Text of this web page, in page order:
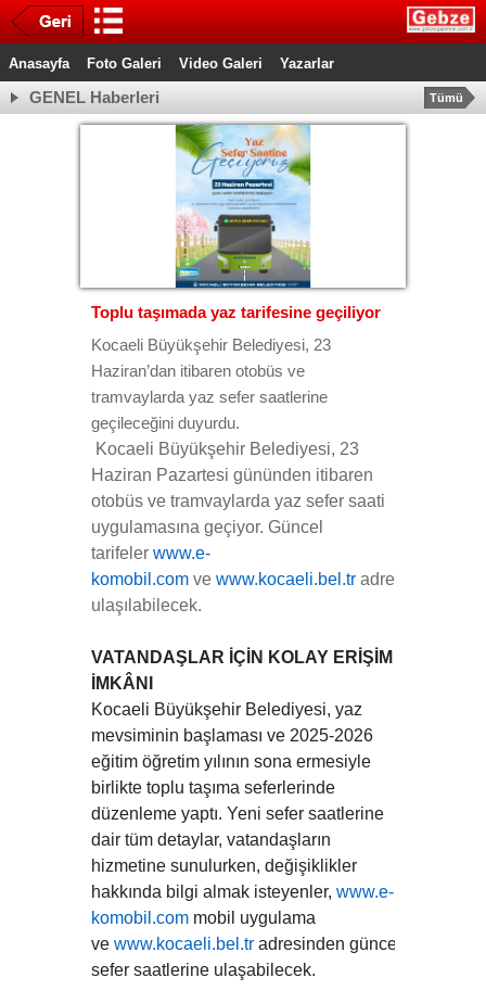
Anasayfa Foto Galeri Video Galeri Yazarlar
GENEL Haberleri Tümü
Toplu taşımada yaz tarifesine geçiliyor
Kocaeli Büyükşehir Belediyesi, 23
Haziran’dan itibaren otobüs ve
tramvaylarda yaz sefer saatlerine
geçileceğini duyurdu.
Kocaeli Büyükşehir Belediyesi, 23
Haziran Pazartesi gününden itibaren
otobüs ve tramvaylarda yaz sefer saati
uygulamasına geçiyor. Güncel
tarifeler www.e-
komobil.com ve www.kocaeli.bel.tr adreslerinden
ulaşılabilecek.
VATANDAŞLAR İÇİN KOLAY ERİŞİM
İMKÂNI
Kocaeli Büyükşehir Belediyesi, yaz
mevsiminin başlaması ve 2025-2026
eğitim öğretim yılının sona ermesiyle
birlikte toplu taşıma seferlerinde
düzenleme yaptı. Yeni sefer saatlerine
dair tüm detaylar, vatandaşların
hizmetine sunulurken, değişiklikler
hakkında bilgi almak isteyenler, www.e-
komobil.com mobil uygulama
ve www.kocaeli.bel.tr adresinden güncel
sefer saatlerine ulaşabilecek.